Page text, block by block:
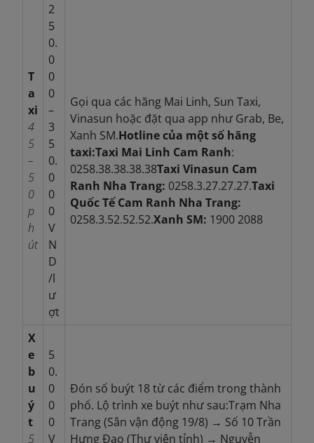
T
a
xi
4
5
–
5
0
p
h
út
2
5
0.
0
0
0
–
3
5
0.
0
0
0
V
N
D
/l
ư
ợt
Gọi qua các hãng Mai Linh, Sun Taxi,
Vinasun hoặc đặt qua app như Grab, Be,
Xanh SM.Hotline của một số hãng
taxi:Taxi Mai Linh Cam Ranh:
0258.38.38.38.38Taxi Vinasun Cam
Ranh Nha Trang: 0258.3.27.27.27.Taxi
Quốc Tế Cam Ranh Nha Trang:
0258.3.52.52.52.Xanh SM: 1900 2088
X
e
b
u
ý
t
5
5
0.
0
0
0
V
Đón số buýt 18 từ các điểm trong thành
phố. Lộ trình xe buýt như sau:Trạm Nha
Trang (Sân vận động 19/8) → Số 10 Trần
Hưng Đạo (Thư viện tỉnh) → Nguyễn